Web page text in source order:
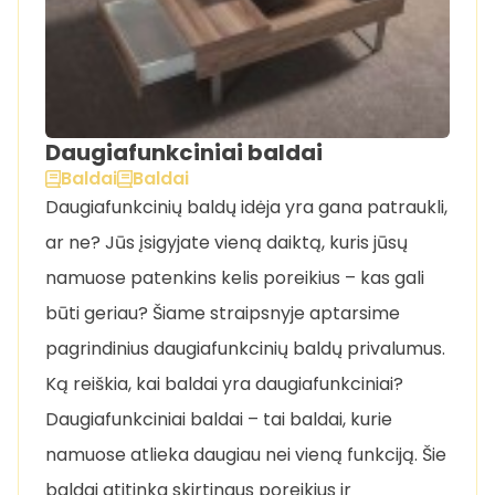
Daugiafunkciniai baldai
Baldai
Baldai
Daugiafunkcinių baldų idėja yra gana patraukli,
ar ne? Jūs įsigyjate vieną daiktą, kuris jūsų
namuose patenkins kelis poreikius – kas gali
būti geriau? Šiame straipsnyje aptarsime
pagrindinius daugiafunkcinių baldų privalumus.
Ką reiškia, kai baldai yra daugiafunkciniai?
Daugiafunkciniai baldai – tai baldai, kurie
namuose atlieka daugiau nei vieną funkciją. Šie